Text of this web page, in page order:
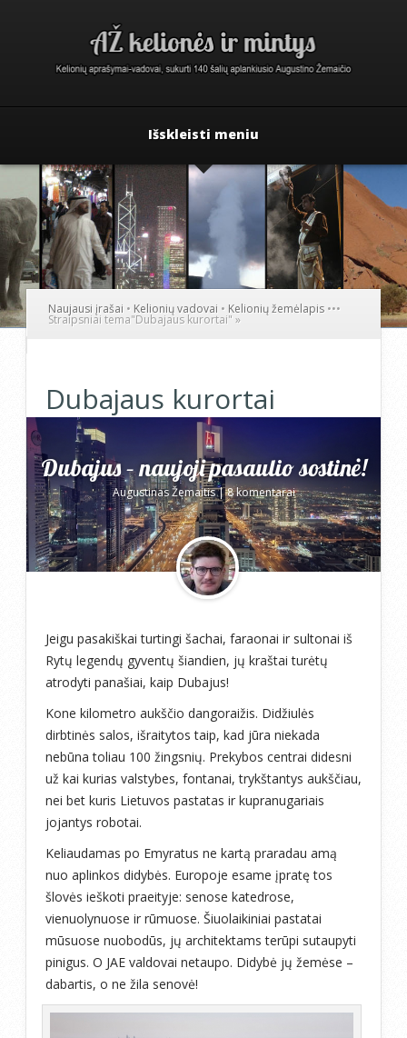
Išskleisti meniu
Naujausi įrašai • Kelionių vadovai • Kelionių žemėlapis •••
Straipsniai tema"Dubajaus kurortai" »
Dubajaus kurortai
Dubajus – naujoji pasaulio sostinė!
Augustinas Žemaitis|8 komentarai
Jeigu pasakiškai turtingi šachai, faraonai ir sultonai iš
Rytų legendų gyventų šiandien, jų kraštai turėtų
atrodyti panašiai, kaip Dubajus!
Kone kilometro aukščio dangoraižis. Didžiulės
dirbtinės salos, išraitytos taip, kad jūra niekada
nebūna toliau 100 žingsnių. Prekybos centrai didesni
už kai kurias valstybes, fontanai, trykštantys aukščiau,
nei bet kuris Lietuvos pastatas ir kupranugariais
jojantys robotai.
Keliaudamas po Emyratus ne kartą praradau amą
nuo aplinkos didybės. Europoje esame įpratę tos
šlovės ieškoti praeityje: senose katedrose,
vienuolynuose ir rūmuose. Šiuolaikiniai pastatai
mūsuose nuobodūs, jų architektams terūpi sutaupyti
pinigus. O JAE valdovai netaupo. Didybė jų žemėse –
dabartis, o ne žila senovė!